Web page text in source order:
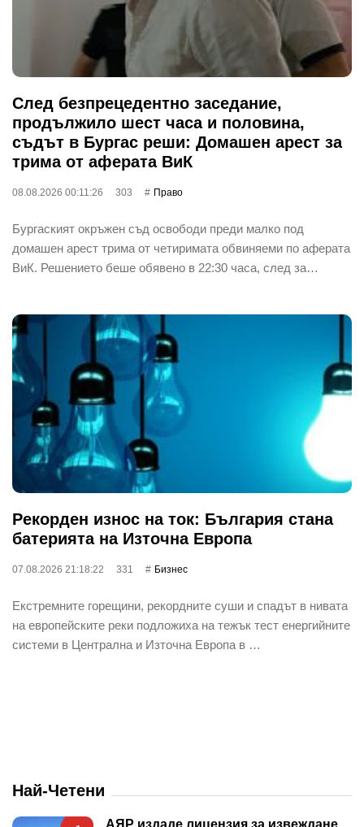
След безпрецедентно заседание,
продължило шест часа и половина,
съдът в Бургас реши: Домашен арест за
трима от аферата ВиК
08.08.2026 00:11:26 303 Право
Бургаският окръжен съд освободи преди малко под
домашен арест трима от четиримата обвиняеми по аферата
ВиК. Решението беше обявено в 22:30 часа, след за…
Рекорден износ на ток: България стана
батерията на Източна Европа
07.08.2026 21:18:22 331 Бизнес
Екстремните горещини, рекордните суши и спадът в нивата
на европейските реки подложиха на тежък тест енергийните
системи в Централна и Източна Европа в …
Най-Четени
АЯР издаде лицензия за извеждане